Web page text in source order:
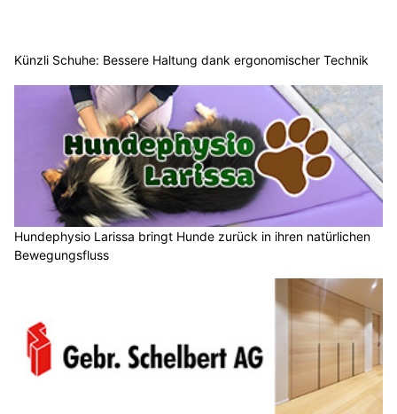
Künzli Schuhe: Bessere Haltung dank ergonomischer Technik
Hundephysio Larissa bringt Hunde zurück in ihren natürlichen
Bewegungsfluss